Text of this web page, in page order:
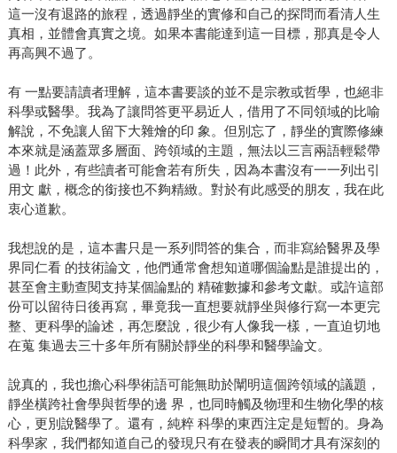
這一沒有退路的旅程，透過靜坐的實修和自己的探問而看清人生
真相，並體會真實之境。如果本書能達到這一目標，那真是令人
再高興不過了。
有 一點要請讀者理解，這本書要談的並不是宗教或哲學，也絕非
科學或醫學。我為了讓問答更平易近人，借用了不同領域的比喻
解說，不免讓人留下大雜燴的印 象。但別忘了，靜坐的實際修練
本來就是涵蓋眾多層面、跨領域的主題，無法以三言兩語輕鬆帶
過！此外，有些讀者可能會若有所失，因為本書沒有一一列出引
用文 獻，概念的銜接也不夠精緻。對於有此感受的朋友，我在此
衷心道歉。
我想說的是，這本書只是一系列問答的集合，而非寫給醫界及學
界同仁看 的技術論文，他們通常會想知道哪個論點是誰提出的，
甚至會主動查閱支持某個論點的 精確數據和參考文獻。或許這部
份可以留待日後再寫，畢竟我一直想要就靜坐與修行寫一本更完
整、更科學的論述，再怎麼說，很少有人像我一樣，一直迫切地
在蒐 集過去三十多年所有關於靜坐的科學和醫學論文。
說真的，我也擔心科學術語可能無助於闡明這個跨領域的議題，
靜坐橫跨社會學與哲學的邊 界，也同時觸及物理和生物化學的核
心，更別說醫學了。還有，純粹 科學的東西注定是短暫的。身為
科學家，我們都知道自己的發現只有在發表的瞬間才具有深刻的